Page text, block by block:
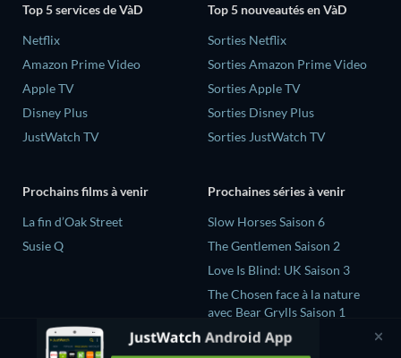
Top 5 services de VàD
Netflix
Amazon Prime Video
Apple TV
Disney Plus
JustWatch TV
Top 5 nouveautés en VàD
Sorties Netflix
Sorties Amazon Prime Video
Sorties Apple TV
Sorties Disney Plus
Sorties JustWatch TV
Prochains films à venir
La fin d’Oak Street
Susie Q
Prochaines séries à venir
Slow Horses Saison 6
The Gentlemen Saison 2
Love Is Blind: UK Saison 3
The Chosen face à la nature
avec Bear Grylls Saison 1
Secrets Declassified with
David Duchovny Saison 1